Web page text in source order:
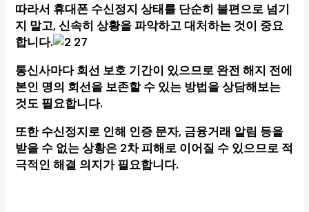
따라서 휴대폰 수신정지 상태를 단순히 불편으로 넘기
지 말고, 신속히 상황을 파악하고 대처하는 것이 중요
합니다.
통신사마다 회선 보호 기간이 있으므로 완전 해지 전에
본인 명의 회선을 보존할 수 있는 방법을 상담해보는
것도 필요합니다.
또한 수신정지로 인해 인증 문자, 금융거래 알림 등을
받을 수 없는 상황은 2차 피해로 이어질 수 있으므로 적
극적인 해결 의지가 필요합니다.